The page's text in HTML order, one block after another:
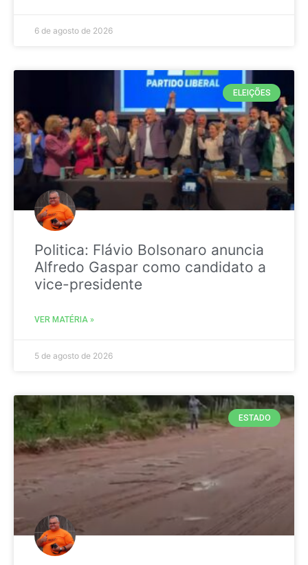
6 de agosto de 2026
ELEIÇÕES
Politica: Flávio Bolsonaro anuncia
Alfredo Gaspar como candidato a
vice-presidente
VER MATÉRIA »
5 de agosto de 2026
ESTADO